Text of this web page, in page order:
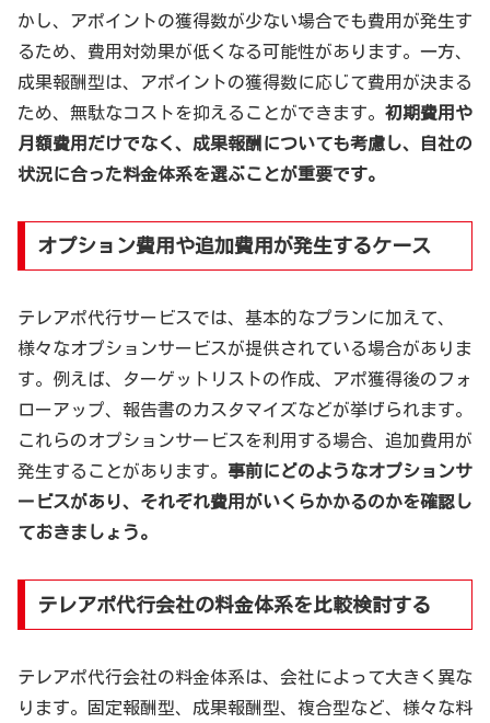
かし、アポイントの獲得数が少ない場合でも費用が発生す
るため、費用対効果が低くなる可能性があります。一方、
成果報酬型は、アポイントの獲得数に応じて費用が決まる
ため、無駄なコストを抑えることができます。 初期費用や
月額費用だけでなく、成果報酬についても考慮し、自社の
状況に合った料金体系を選ぶことが重要です。
オプション費用や追加費用が発生するケース
テレアポ代行サービスでは、基本的なプランに加えて、
様々なオプションサービスが提供されている場合がありま
す。例えば、ターゲットリストの作成、アポ獲得後のフォ
ローアップ、報告書のカスタマイズなどが挙げられます。
これらのオプションサービスを利用する場合、追加費用が
発生することがあります。 事前にどのようなオプションサ
ービスがあり、それぞれ費用がいくらかかるのかを確認し
ておきましょう。
テレアポ代行会社の料金体系を比較検討する
テレアポ代行会社の料金体系は、会社によって大きく異な
ります。固定報酬型、成果報酬型、複合型など、様々な料